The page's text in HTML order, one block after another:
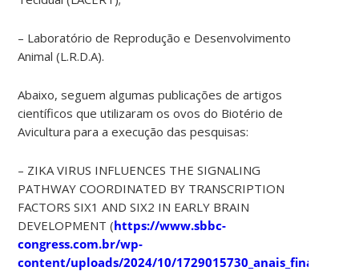
– Laboratório de Reprodução e Desenvolvimento
Animal (L.R.D.A).
Abaixo, seguem algumas publicações de artigos
científicos que utilizaram os ovos do Biotério de
Avicultura para a execução das pesquisas:
– ZIKA VIRUS INFLUENCES THE SIGNALING
PATHWAY COORDINATED BY TRANSCRIPTION
FACTORS SIX1 AND SIX2 IN EARLY BRAIN
DEVELOPMENT (https://www.sbbc-
congress.com.br/wp-
content/uploads/2024/10/1729015730_anais_finalizado_-